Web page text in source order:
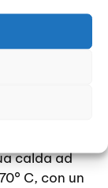
di
a gas,
diverse
di
calda ad
C, con un